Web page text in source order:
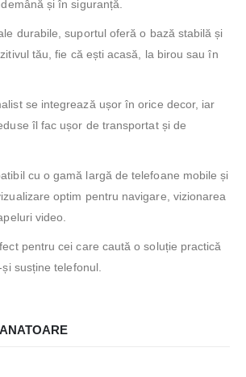
și în siguranță.
durabile, suportul oferă o bază stabilă și
tău, fie că ești acasă, la birou sau în
se integrează ușor în orice decor, iar
îl fac ușor de transportat și de
cu o gamă largă de telefoane mobile și
optim pentru navigare, vizionarea
video.
pentru cei care caută o soluție practică
susține telefonul.